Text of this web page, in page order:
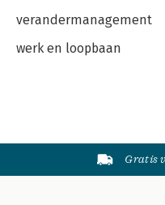
verandermanagement
werk en loopbaan
Gratis